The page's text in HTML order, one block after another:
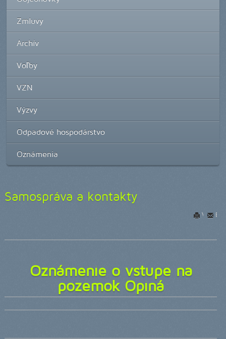
Zmluvy
Archív
Voľby
VZN
Výzvy
Odpadové hospodárstvo
Oznámenia
Samospráva a kontakty
VytlačiťE-
Oznámenie o vstupe na
pozemok Opiná